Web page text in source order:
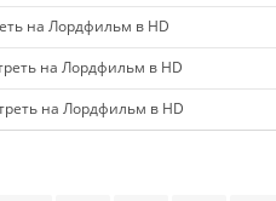
на Лордфильм в HD
на Лордфильм в HD
на Лордфильм в HD